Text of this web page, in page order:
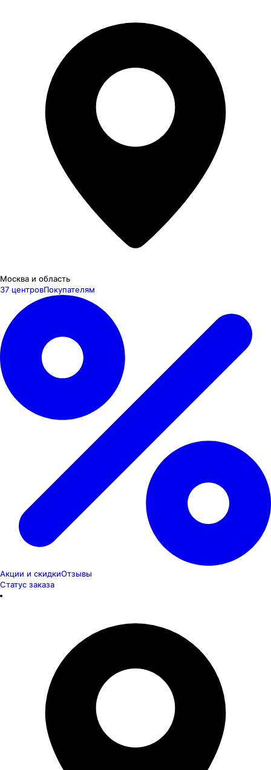
Москва и область
37 центровПокупателям
Акции и скидкиОтзывы
Статус заказа